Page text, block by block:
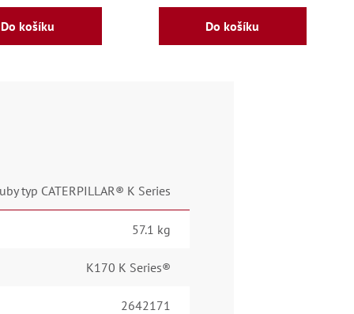
Do košíku Do košíku
typ CATERPILLAR® K Series
57.1 kg
K170 K Series®
2642171